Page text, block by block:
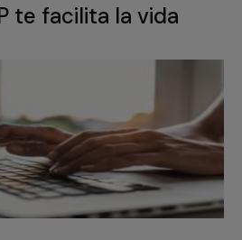
te facilita la vida